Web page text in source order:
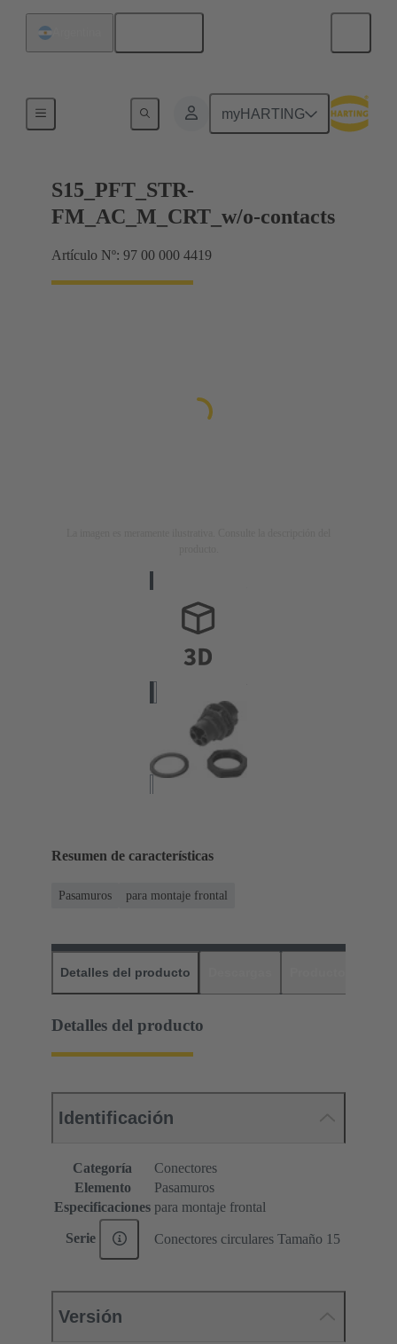
myHARTING
S15_PFT_STR-
FM_AC_M_CRT_w/o-contacts
Artículo Nº: 97 00 000 4419
Resumen de características
Pasamuros para montaje frontal
Detalles del producto
Detalles del producto
Identificación
Categoría
Conectores
Elemento
Pasamuros
Especificaciones para montaje frontal
Serie Conectores circulares Tamaño 15
Versión